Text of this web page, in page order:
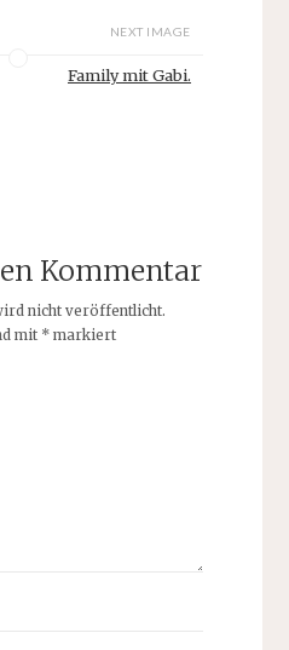
NEXT IMAGE
Family mit Gabi.
Kommentar
nicht veröffentlicht.
mit *markiert